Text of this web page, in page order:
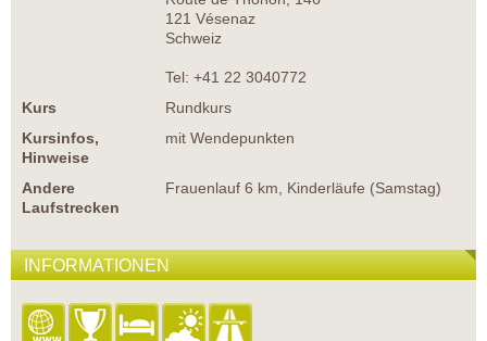
121 Vésenaz
Schweiz
Tel: +41 22 3040772
Kurs
Rundkurs
Kursinfos,
Hinweise
mit Wendepunkten
Andere
Laufstrecken
Frauenlauf 6 km, Kinderläufe (Samstag)
INFORMATIONEN